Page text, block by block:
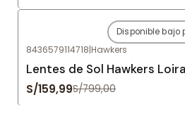
Agotado
Disponible bajo
8436579114718|Hawkers
Lentes de Sol Hawkers
S/159,99S/799,00